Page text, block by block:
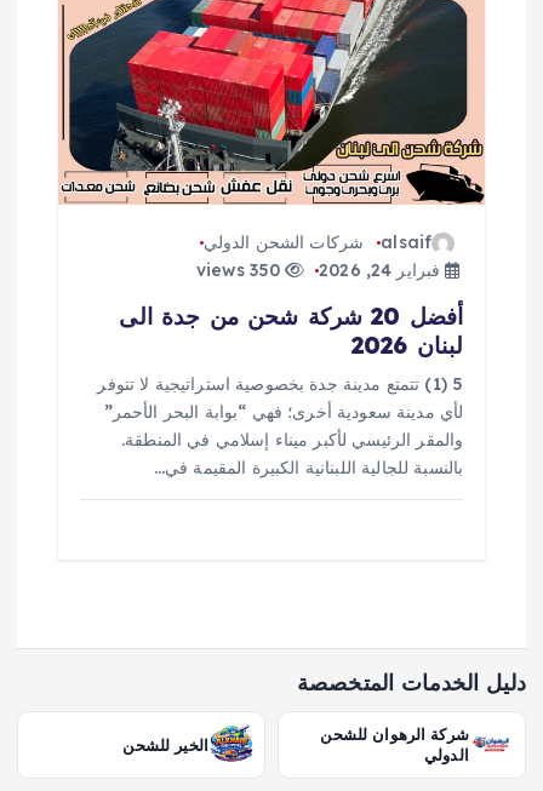
alsaif
شركات الشحن الدولي
فبراير 24, 2026
350 views
أفضل 20 شركة شحن من جدة الى
لبنان 2026
5 (1) تتمتع مدينة جدة بخصوصية استراتيجية لا تتوفر
لأي مدينة سعودية أخرى؛ فهي “بوابة البحر الأحمر”
والمقر الرئيسي لأكبر ميناء إسلامي في المنطقة.
بالنسبة للجالية اللبنانية الكبيرة المقيمة في…
دليل الخدمات المتخصصة
شركة الرهوان للشحن
الدولي
الخير للشحن